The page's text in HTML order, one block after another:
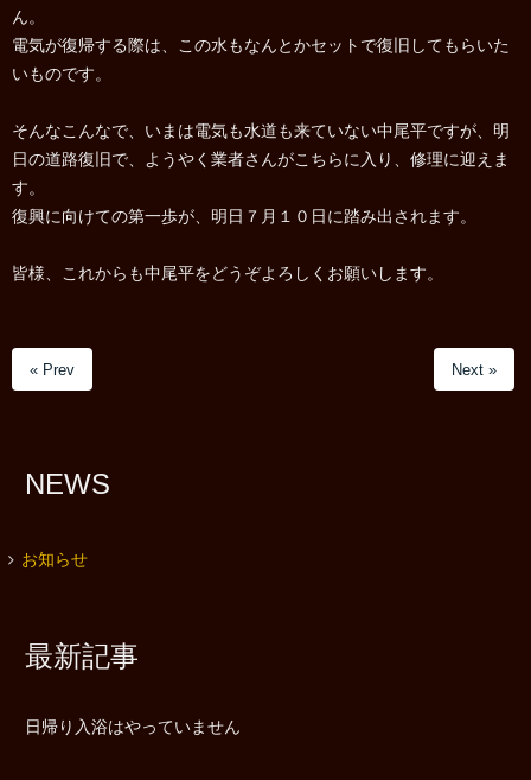
ん。
電気が復帰する際は、この水もなんとかセットで復旧してもらいた
いものです。
そんなこんなで、いまは電気も水道も来ていない中尾平ですが、明
日の道路復旧で、ようやく業者さんがこちらに入り、修理に迎えま
す。
復興に向けての第一歩が、明日７月１０日に踏み出されます。
皆様、これからも中尾平をどうぞよろしくお願いします。
« Prev Next »
NEWS
お知らせ
最新記事
日帰り入浴はやっていません